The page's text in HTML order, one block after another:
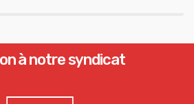
à notre syndicat